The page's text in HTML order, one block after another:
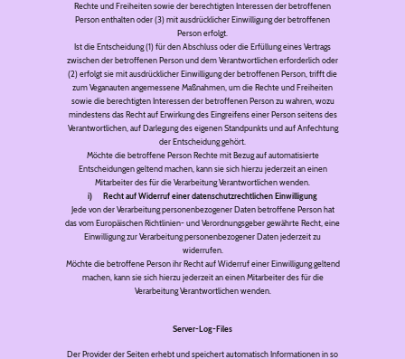
Rechte und Freiheiten sowie der berechtigten Interessen der betroffenen
Person enthalten oder (3) mit ausdrücklicher Einwilligung der betroffenen
Person erfolgt.
Ist die Entscheidung (1) für den Abschluss oder die Erfüllung eines Vertrags
zwischen der betroffenen Person und dem Verantwortlichen erforderlich oder
(2) erfolgt sie mit ausdrücklicher Einwilligung der betroffenen Person, trifft die
zum Veganauten angemessene Maßnahmen, um die Rechte und Freiheiten
sowie die berechtigten Interessen der betroffenen Person zu wahren, wozu
mindestens das Recht auf Erwirkung des Eingreifens einer Person seitens des
Verantwortlichen, auf Darlegung des eigenen Standpunkts und auf Anfechtung
der Entscheidung gehört.
Möchte die betroffene Person Rechte mit Bezug auf automatisierte
Entscheidungen geltend machen, kann sie sich hierzu jederzeit an einen
Mitarbeiter des für die Verarbeitung Verantwortlichen wenden.
i) Recht auf Widerruf einer datenschutzrechtlichen Einwilligung
Jede von der Verarbeitung personenbezogener Daten betroffene Person hat
das vom Europäischen Richtlinien- und Verordnungsgeber gewährte Recht, eine
Einwilligung zur Verarbeitung personenbezogener Daten jederzeit zu
widerrufen.
Möchte die betroffene Person ihr Recht auf Widerruf einer Einwilligung geltend
machen, kann sie sich hierzu jederzeit an einen Mitarbeiter des für die
Verarbeitung Verantwortlichen wenden.
Server-Log-Files
Der Provider der Seiten erhebt und speichert automatisch Informationen in so